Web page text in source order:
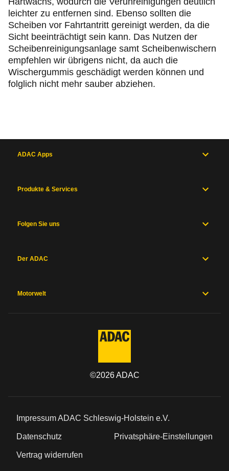
leichter zu entfernen sind. Ebenso sollten die
Scheiben vor Fahrtantritt gereinigt werden, da die
Sicht beeinträchtigt sein kann. Das Nutzen der
Scheibenreinigungsanlage samt Scheibenwischern
empfehlen wir übrigens nicht, da auch die
Wischergummis geschädigt werden können und
folglich nicht mehr sauber abziehen.
ADAC Apps
Produkte & Services
Folgen Sie uns
Der ADAC
Motorwelt
©2026ADAC
Impressum ADAC Schleswig-Holstein e.V.
Datenschutz Privatsphäre-Einstellungen
Vertrag widerrufen